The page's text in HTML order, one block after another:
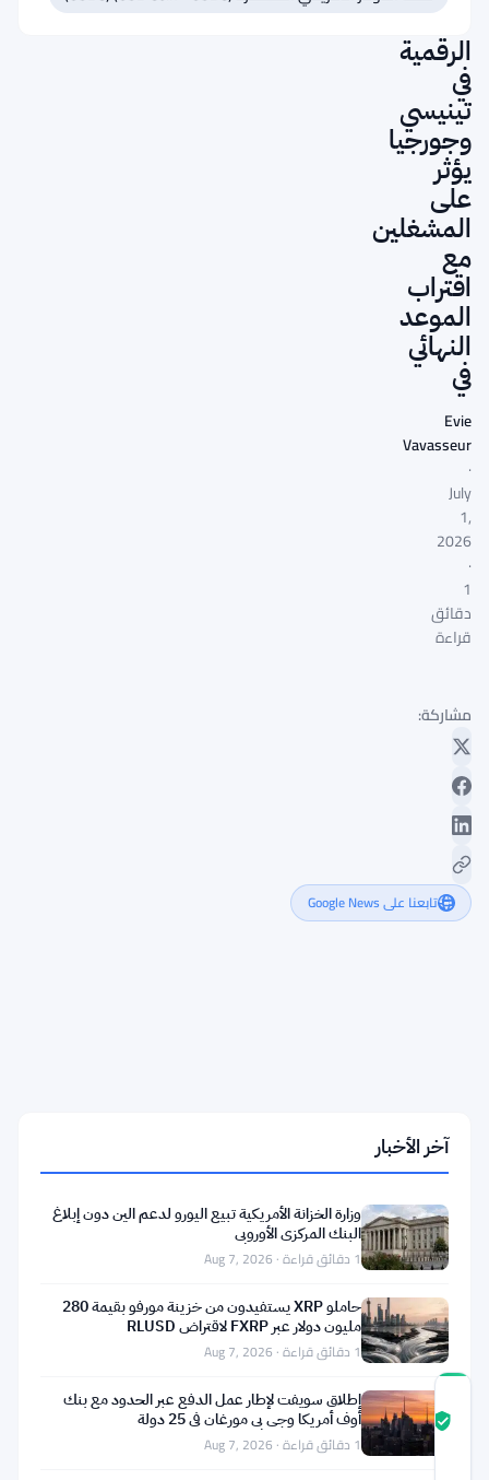
الرقمية
في
تينيسي
وجورجيا
يؤثر
على
المشغلين
مع
اقتراب
الموعد
النهائي
في
Evie
Vavasseur
·
July
1,
2026
·
1
دقائق
قراءة
مشاركة:
تابعنا على Google News
تينيسي
وجورجيا
المشغلين
اقتراب
الموعد
النهائي
درجة
ثقة
المجتمع
موثّق
آخر الأخبار
وزارة الخزانة الأمريكية تبيع اليورو لدعم الين دون إبلاغ
البنك المركزي الأوروبي
1 دقائق قراءة · Aug 7, 2026
حاملو XRP يستفيدون من خزينة مورفو بقيمة 280
مليون دولار عبر FXRP لاقتراض RLUSD
1 دقائق قراءة · Aug 7, 2026
إطلاق سويفت لإطار عمل الدفع عبر الحدود مع بنك
أوف أمريكا وجي بي مورغان في 25 دولة
1 دقائق قراءة · Aug 7, 2026